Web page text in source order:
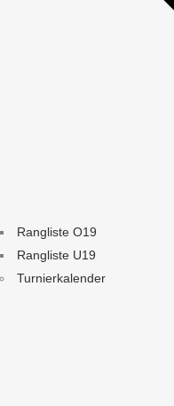
Rangliste O19
Rangliste U19
Turnierkalender